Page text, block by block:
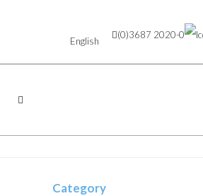
English
(0)3687 2020-0
Category